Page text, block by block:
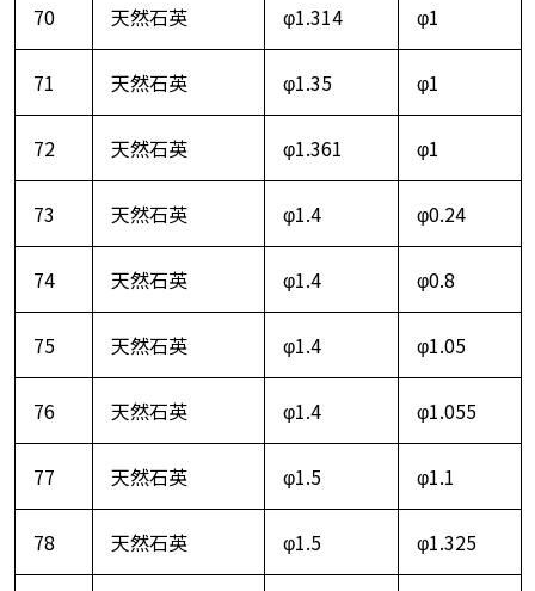
70 天然石英 φ1.314 φ1
71 天然石英 φ1.35 φ1
72 天然石英 φ1.361 φ1
73 天然石英 φ1.4 φ0.24
74 天然石英 φ1.4 φ0.8
75 天然石英 φ1.4 φ1.05
76 天然石英 φ1.4 φ1.055
77 天然石英 φ1.5 φ1.1
78 天然石英 φ1.5 φ1.325